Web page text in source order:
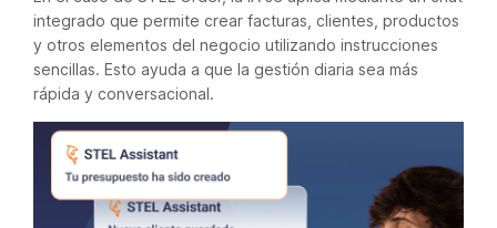
integrado que permite crear facturas, clientes, productos
y otros elementos del negocio utilizando instrucciones
sencillas. Esto ayuda a que la gestión diaria sea más
rápida y conversacional.